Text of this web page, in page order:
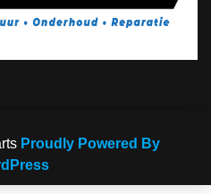
Proudly Powered By